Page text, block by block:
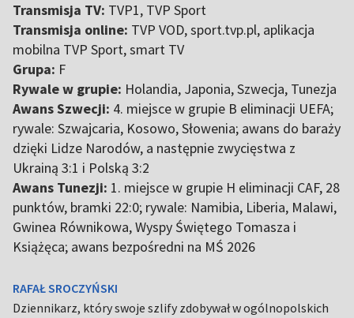
Transmisja TV: TVP1, TVP Sport
Transmisja online: TVP VOD, sport.tvp.pl, aplikacja
mobilna TVP Sport, smart TV
Grupa: F
Rywale w grupie: Holandia, Japonia, Szwecja, Tunezja
Awans Szwecji: 4. miejsce w grupie B eliminacji UEFA;
rywale: Szwajcaria, Kosowo, Słowenia; awans do baraży
dzięki Lidze Narodów, a następnie zwycięstwa z
Ukrainą 3:1 i Polską 3:2
Awans Tunezji: 1. miejsce w grupie H eliminacji CAF, 28
punktów, bramki 22:0; rywale: Namibia, Liberia, Malawi,
Gwinea Równikowa, Wyspy Świętego Tomasza i
Książęca; awans bezpośredni na MŚ 2026
RAFAŁ SROCZYŃSKI
Dziennikarz, który swoje szlify zdobywał w ogólnopolskich